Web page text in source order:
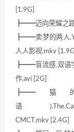
[1.9G]
┣━━迈向荣耀之
┣━━卖梦的两人
人人影视.mkv [1.9G]
┣━━盲流感.双语
作.avi [2G]
┣━━猫
语
CMCT.mkv [2.4G]